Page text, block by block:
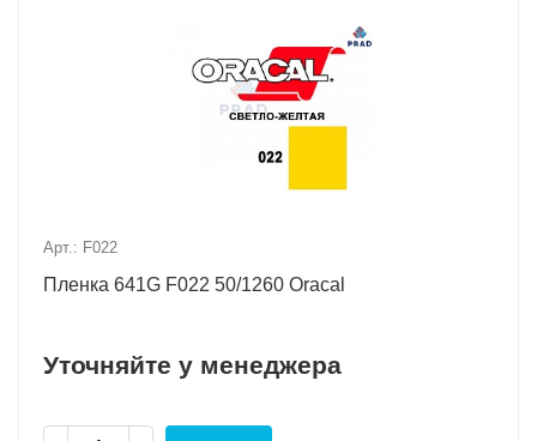
Арт.: F022
Пленка 641G F022 50/1260 Oracal
Уточняйте у менеджера